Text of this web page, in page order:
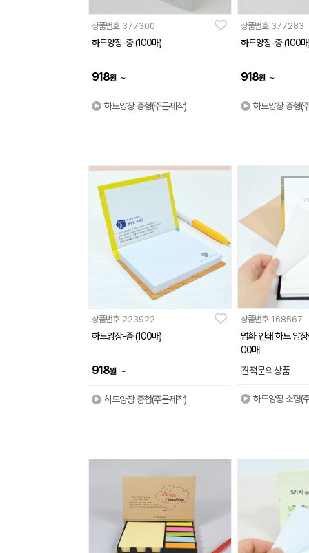
상품번호 377300
하드양장-중 (100매)
918원 ~
하드양장 중형(주문제작)
상품번호 377283
하드양장-중 (100
918원 ~
하드양장 중형(
상품번호 223922
하드양장-중 (100매)
918원 ~
하드양장 중형(주문제작)
상품번호 168567
명화 인쇄 하드 양
00매
견적문의상품
하드양장 소형(